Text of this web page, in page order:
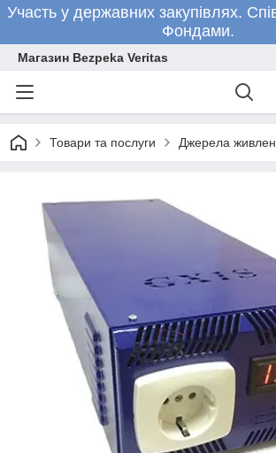
Участь у державних закупівлях.
Фондами.
Магазин Bezpeka Veritas
Товари та послуги Джерела